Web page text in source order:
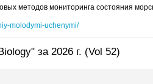
методов мониторинга состояния
molodymi-uchenymi/
за 2026 г. (Vol 52)